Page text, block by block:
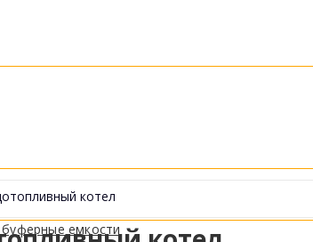
емкости
котел